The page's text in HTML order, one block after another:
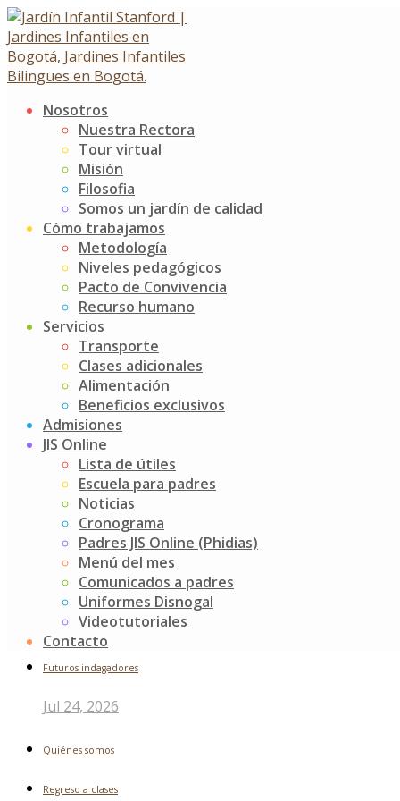
Skip
to
content
Nosotros
Nuestra Rectora
Tour virtual
Misión
Filosofia
Somos un jardín de calidad
Cómo trabajamos
Metodología
Niveles pedagógicos
Pacto de Convivencia
Recurso humano
Servicios
Transporte
Clases adicionales
Alimentación
Beneficios exclusivos
Admisiones
JIS Online
Lista de útiles
Escuela para padres
Noticias
Cronograma
Padres JIS Online (Phidias)
Menú del mes
Comunicados a padres
Uniformes Disnogal
Videotutoriales
Contacto
Día de la Mujer
Día de la Mujer
15 marzo, 2024
Noticias Jardín Infantil Stanford
A través de la historia grandes mujeres y hombres han
recordar el gran legado que tenemos, pero a la vez, la
científicos, maestros, deportistas, idealistas que
constructores de nueva humanidad.
El mundo brilla no solo por los ojitos de alegría de cada
valientes, fuertes, guerreras, inteligentes, solidarias, que
Damos gracias por el corazón de cada una de ustedes
Feliz día de la Mujer a nuestras mamitas y docentes.
navigation
Semana del Buen Trato
Conociendo nuestros colegios hermanos, en esta ocasión el
Buscar
Noticias recientes
Futuros indagadores
Jul 24, 2026
Quiénes somos
Regreso a clases